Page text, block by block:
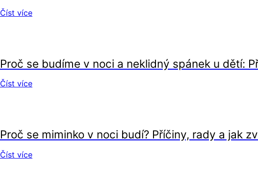
Číst více
Proč se budíme v noci a neklidný spánek u dětí:
Číst více
Proč se miminko v noci budí? Příčiny, rady a jak
Číst více